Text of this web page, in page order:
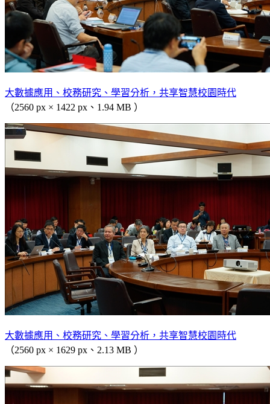
大數據應用、校務研究、學習分析，共享智慧校園時代
（2560 px × 1422 px、1.94 MB ）
大數據應用、校務研究、學習分析，共享智慧校園時代
（2560 px × 1629 px、2.13 MB ）